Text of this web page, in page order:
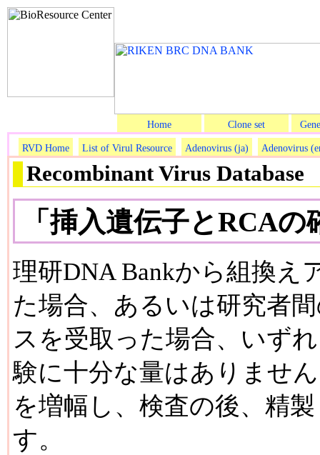
Home Clone set
RVD Home List of Virul Resource Adenovirus (ja) Adenovirus
Recombinant Virus Database
「挿入遺伝子とRCAの
理研DNA Bankから組換え
た場合、あるいは研究者
スを受取った場合、いず
験に十分な量はありませ
を増幅し、検査の後、精
す。